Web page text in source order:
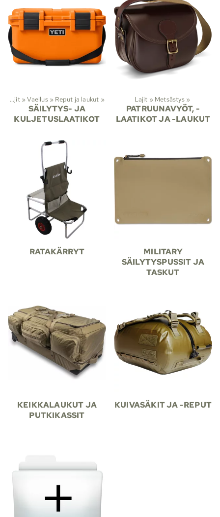
Lajit ‪»Vaellus ‪» Reput ja laukut ‪»
SÄILYTYS- JA
KULJETUSLAATIKOT
Lajit ‪» Metsästys ‪»
PATRUUNAVYÖT, -
LAATIKOT JA -LAUKUT
RATAKÄRRYT
MILITARY
SÄILYTYSPUSSIT JA
TASKUT
KEIKKALAUKUT JA
PUTKIKASSIT
KUIVASÄKIT JA -REPUT